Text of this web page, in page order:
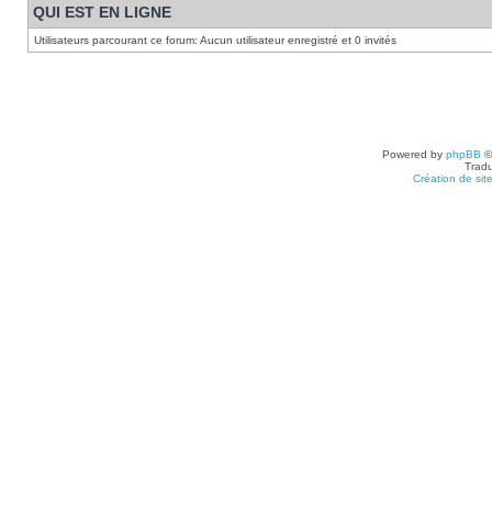
QUI EST EN LIGNE
Utilisateurs parcourant ce forum: Aucun utilisateur enregistré et 0 invités
Powered by phpBB
Création de